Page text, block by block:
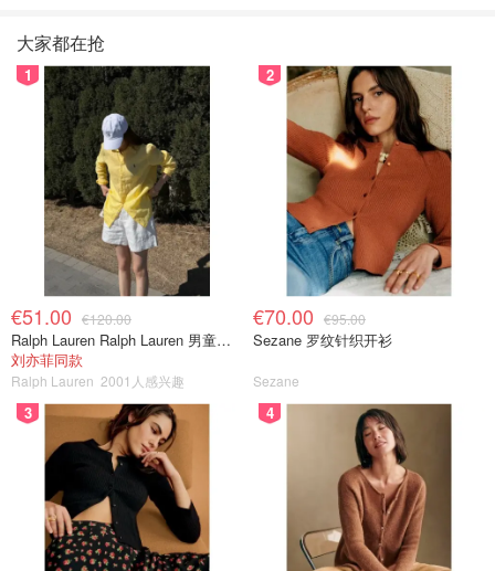
大家都在抢
1
€51.00 €120.00
Ralph Lauren Ralph Lauren 男童亚麻衬衫
刘亦菲同款
Ralph Lauren 2001人感兴趣
2
€70.00 €95.00
Sezane 罗纹针织开衫
Sezane
3 4